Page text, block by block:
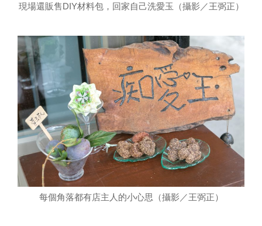
現場還販售DIY材料包，回家自己洗愛玉（攝影／王弼正）
每個角落都有店主人的小心思（攝影／王弼正）